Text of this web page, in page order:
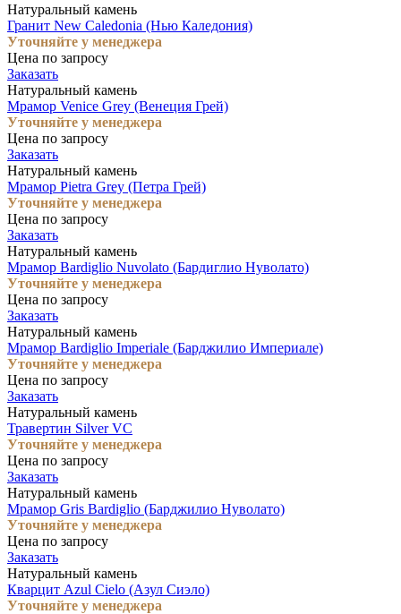
Натуральный камень
Гранит New Caledonia (Нью Каледония)
Уточняйте у менеджера
Цена по запросу
Заказать
Натуральный камень
Мрамор Venice Grey (Венеция Грей)
Уточняйте у менеджера
Цена по запросу
Заказать
Натуральный камень
Мрамор Pietra Grey (Петра Грей)
Уточняйте у менеджера
Цена по запросу
Заказать
Натуральный камень
Мрамор Bardiglio Nuvolato (Бардиглио Нуволато)
Уточняйте у менеджера
Цена по запросу
Заказать
Натуральный камень
Мрамор Bardiglio Imperiale (Барджилио Империале)
Уточняйте у менеджера
Цена по запросу
Заказать
Натуральный камень
Травертин Silver VC
Уточняйте у менеджера
Цена по запросу
Заказать
Натуральный камень
Мрамор Gris Bardiglio (Барджилио Нуволато)
Уточняйте у менеджера
Цена по запросу
Заказать
Натуральный камень
Кварцит Azul Cielo (Азул Сиэло)
Уточняйте у менеджера